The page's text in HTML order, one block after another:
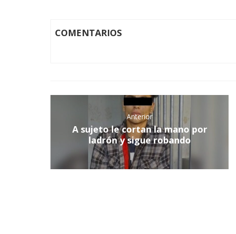
COMENTARIOS
Anterior
A sujeto le cortan la mano por
ladrón y sigue robando